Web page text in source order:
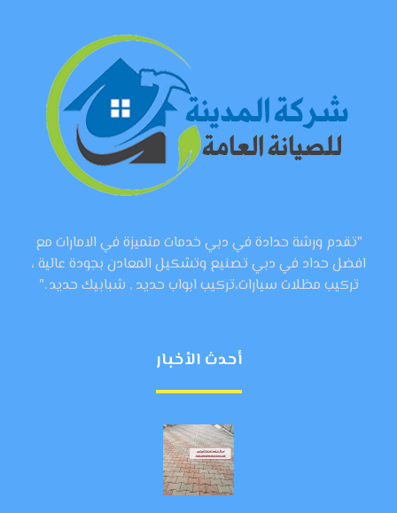
"تقدم ورشة حدادة في دبي خدمات متميزة في الامارات مع
افضل حداد في دبي تصنيع وتشكيل المعادن بجودة عالية ،
تركيب مظلات سيارات،تركيب ابواب حديد , شبابيك حديد ."
أحدث الأخبار